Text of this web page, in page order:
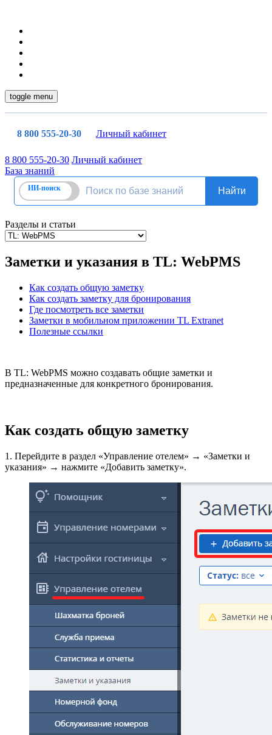
toggle menu
8 800 555-20-30 Личный кабинет
8 800 555-20-30 Личный кабинет
База знаний
Разделы и статьи
Заметки и указания в TL: WebPMS
Как создать общую заметку
Как создать заметку для бронирования
Где посмотреть все заметки
Заметки в мобильном приложении TL Extranet
Полезные ссылки
В TL: WebPMS можно создавать общие заметки и
предназначенные для конкретного бронирования.
Как создать общую заметку
1. Перейдите в раздел «Управление отелем» → «Заметки и
указания» → нажмите «Добавить заметку».